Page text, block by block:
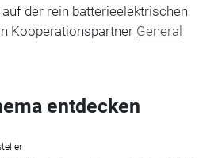
der rein batterieelektrischen
Kooperationspartner General
entdecken